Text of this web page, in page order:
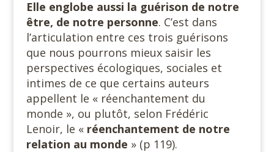
Elle englobe aussi la guérison de notre
être, de notre personne. C’est dans
l’articulation entre ces trois guérisons
que nous pourrons mieux saisir les
perspectives écologiques, sociales et
intimes de ce que certains auteurs
appellent le « réenchantement du
monde », ou plutôt, selon Frédéric
Lenoir, le « réenchantement de notre
relation au monde » (p 119).